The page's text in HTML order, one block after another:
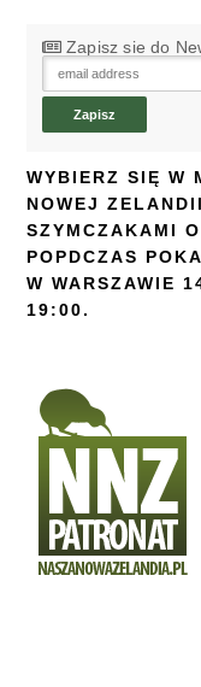
Zapisz sie do
WYBIERZ SIĘ W
NOWEJ
SZYMCZAKAMI
POPDCZAS
W WARSZAWIE
19:00.